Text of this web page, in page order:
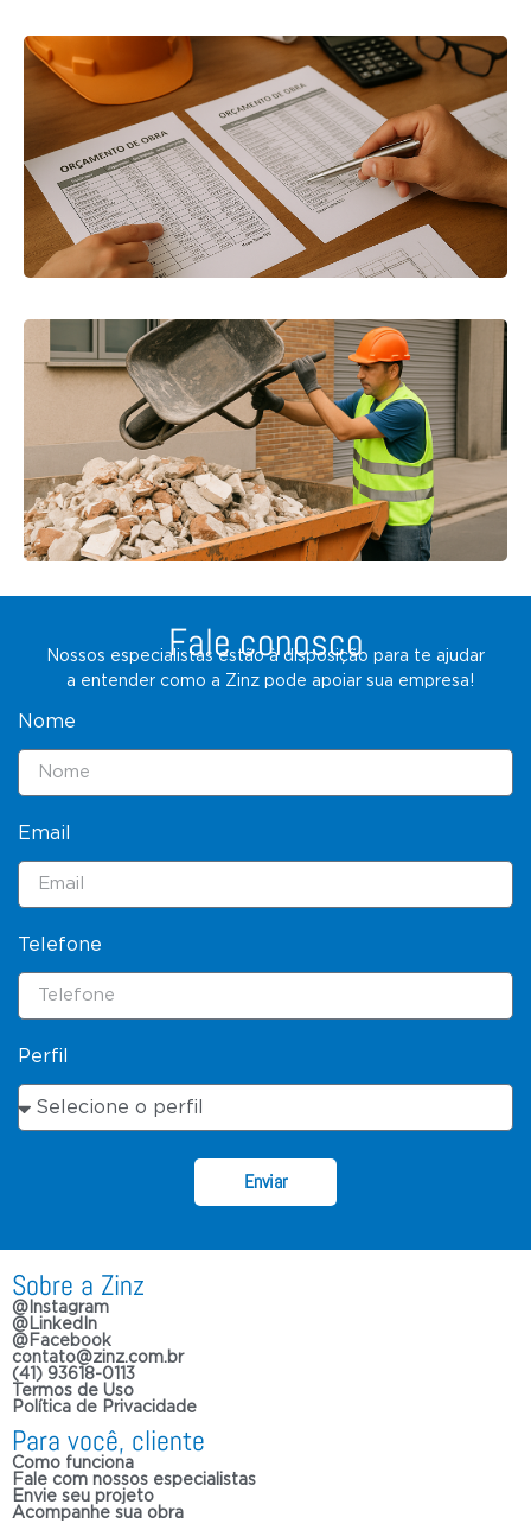
Fale conosco
Nossos especialistas estão à disposição para te ajudar
a entender como a Zinz pode apoiar sua empresa!
Nome
Email
Telefone
Perfil
Enviar
Sobre a Zinz
@Instagram
@LinkedIn
@Facebook
contato@zinz.com.br
(41) 93618-0113
Termos de Uso
Política de Privacidade
Para você, cliente
Como funciona
Fale com nossos especialistas
Envie seu projeto
Acompanhe sua obra